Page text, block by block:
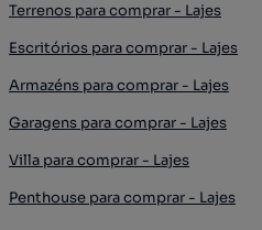
Terrenos para comprar - Lajes
Escritórios para comprar - Lajes
Armazéns para comprar - Lajes
Garagens para comprar - Lajes
Villa para comprar - Lajes
Penthouse para comprar - Lajes